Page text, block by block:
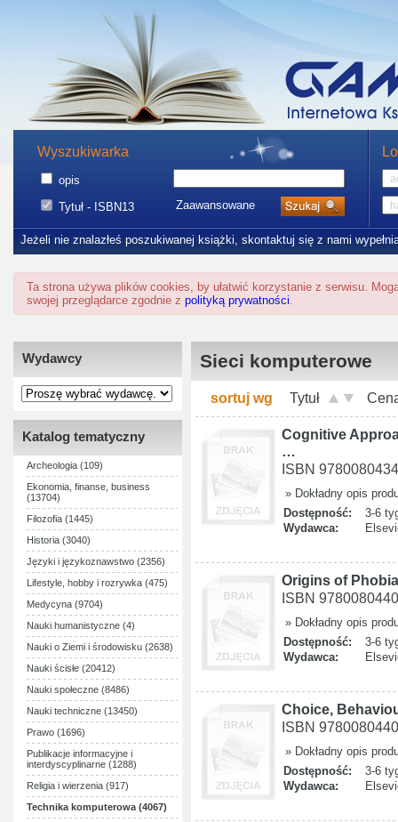
Wyszukiwarka
opis
Tytuł - ISBN13
Zaawansowane
Jeżeli nie znalazłeś poszukiwanej książki, skontaktuj się z nami
Ta strona używa plików cookies, by ułatwić korzystanie z serwisu.
swojej przeglądarce zgodnie z polityką prywatności.
Wydawcy
Katalog tematyczny
Archeologia (109)
Ekonomia, finanse, business
(13704)
Filozofia (1445)
Historia (3040)
Języki i językoznawstwo (2356)
Lifestyle, hobby i rozrywka (475)
Medycyna (9704)
Nauki humanistyczne (4)
Nauki o Ziemi i środowisku (2638)
Nauki ścisłe (20412)
Nauki społeczne (8486)
Nauki techniczne (13450)
Prawo (1696)
Publikacje informacyjne i
interdyscyplinarne (1288)
Religia i wierzenia (917)
Technika komputerowa (4067)
Sieci komputerowe
sortuj wg Tytuł
Cognitive
…
ISBN
» Dokładny opis
Dostępność:
3-6
Wydawca:
Origins of
ISBN
» Dokładny opis
Dostępność:
3-6
Wydawca:
Choice,
ISBN
» Dokładny opis
Dostępność:
3-6
Wydawca: